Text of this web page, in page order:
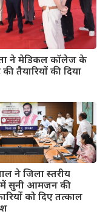
ने मेडिकल कॉलेज के
तैयारियों की दिया
ने जिला स्तरीय
में सुनी आमजन की
को दिए तत्काल